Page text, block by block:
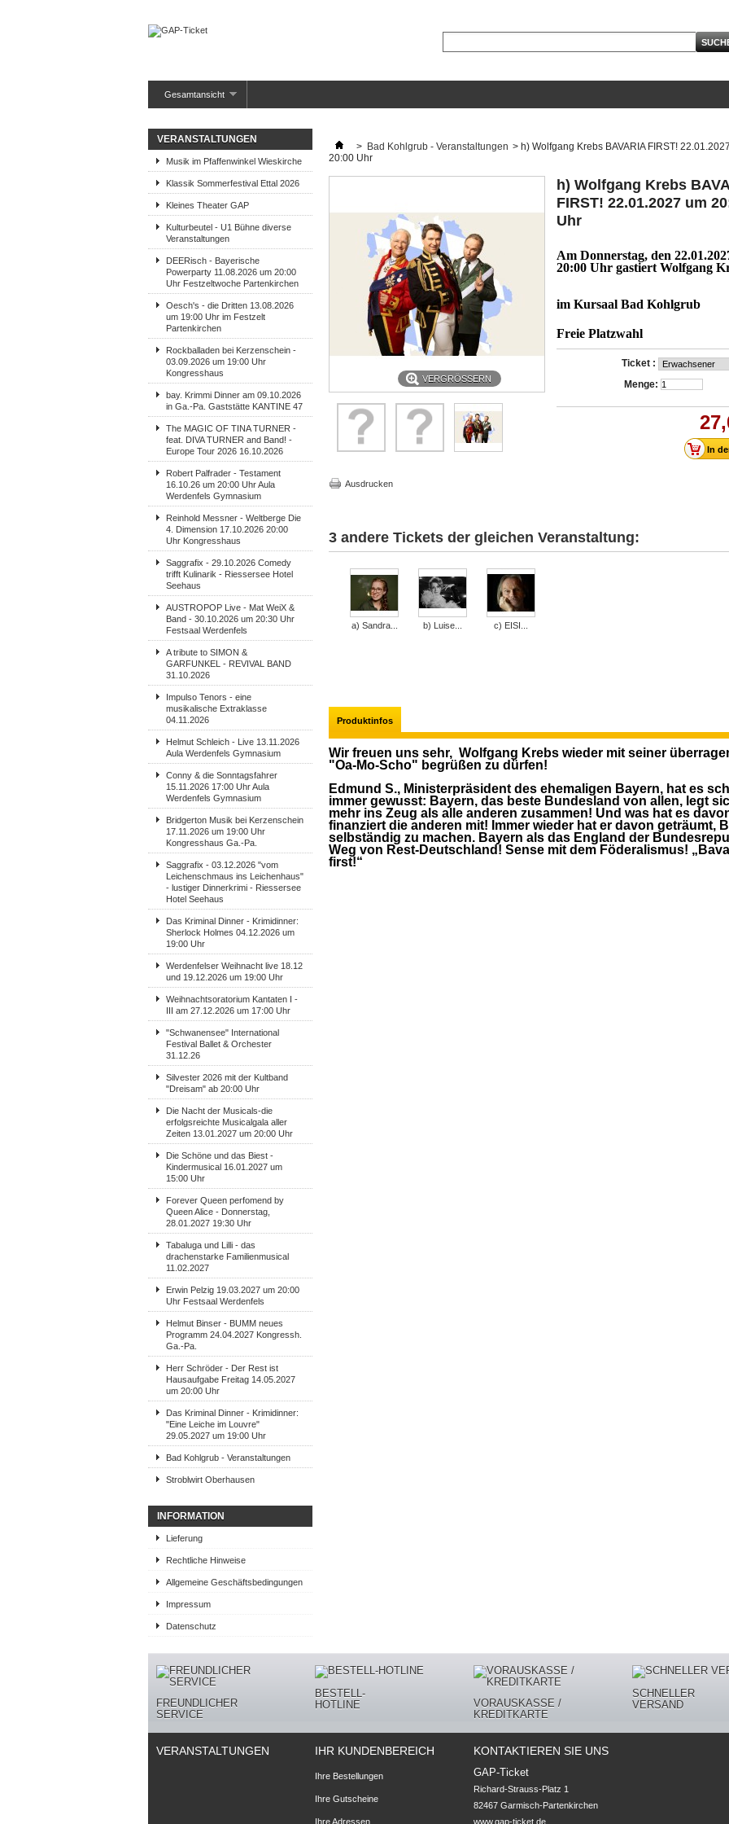
Gesamtansicht
VERANSTALTUNGEN
Musik im Pfaffenwinkel Wieskirche
Klassik Sommerfestival Ettal 2026
Kleines Theater GAP
Kulturbeutel - U1 Bühne diverse
Veranstaltungen
DEERisch - Bayerische
Powerparty 11.08.2026 um 20:00
Uhr Festzeltwoche Partenkirchen
Oesch's - die Dritten 13.08.2026
um 19:00 Uhr im Festzelt
Partenkirchen
Rockballaden bei Kerzenschein -
03.09.2026 um 19:00 Uhr
Kongresshaus
bay. Krimmi Dinner am 09.10.2026
in Ga.-Pa. Gaststätte KANTINE 47
The MAGIC OF TINA TURNER -
feat. DIVA TURNER and Band! -
Europe Tour 2026 16.10.2026
Robert Palfrader - Testament
16.10.26 um 20:00 Uhr Aula
Werdenfels Gymnasium
Reinhold Messner - Weltberge Die
4. Dimension 17.10.2026 20:00
Uhr Kongresshaus
Saggrafix - 29.10.2026 Comedy
trifft Kulinarik - Riessersee Hotel
Seehaus
AUSTROPOP Live - Mat WeiX &
Band - 30.10.2026 um 20:30 Uhr
Festsaal Werdenfels
A tribute to SIMON &
GARFUNKEL - REVIVAL BAND
31.10.2026
Impulso Tenors - eine
musikalische Extraklasse
04.11.2026
Helmut Schleich - Live 13.11.2026
Aula Werdenfels Gymnasium
Conny & die Sonntagsfahrer
15.11.2026 17:00 Uhr Aula
Werdenfels Gymnasium
Bridgerton Musik bei Kerzenschein
17.11.2026 um 19:00 Uhr
Kongresshaus Ga.-Pa.
Saggrafix - 03.12.2026 "vom
Leichenschmaus ins Leichenhaus"
- lustiger Dinnerkrimi - Riessersee
Hotel Seehaus
Das Kriminal Dinner - Krimidinner:
Sherlock Holmes 04.12.2026 um
19:00 Uhr
Werdenfelser Weihnacht live 18.12
und 19.12.2026 um 19:00 Uhr
Weihnachtsoratorium Kantaten I -
III am 27.12.2026 um 17:00 Uhr
"Schwanensee" International
Festival Ballet & Orchester
31.12.26
Silvester 2026 mit der Kultband
"Dreisam" ab 20:00 Uhr
Die Nacht der Musicals-die
erfolgsreichte Musicalgala aller
Zeiten 13.01.2027 um 20:00 Uhr
Die Schöne und das Biest -
Kindermusical 16.01.2027 um
15:00 Uhr
Forever Queen perfomend by
Queen Alice - Donnerstag,
28.01.2027 19:30 Uhr
Tabaluga und Lilli - das
drachenstarke Familienmusical
11.02.2027
Erwin Pelzig 19.03.2027 um 20:00
Uhr Festsaal Werdenfels
Helmut Binser - BUMM neues
Programm 24.04.2027 Kongressh.
Ga.-Pa.
Herr Schröder - Der Rest ist
Hausaufgabe Freitag 14.05.2027
um 20:00 Uhr
Das Kriminal Dinner - Krimidinner:
"Eine Leiche im Louvre"
29.05.2027 um 19:00 Uhr
Bad Kohlgrub - Veranstaltungen
Stroblwirt Oberhausen
INFORMATION
Lieferung
Rechtliche Hinweise
Allgemeine Geschäftsbedingungen
Impressum
Datenschutz
> Bad Kohlgrub - Veranstaltungen > h) Wolfgang Krebs BAVARIA FIRST!
20:00 Uhr
VERGRÖSSERN
Ausdrucken
h) Wolfgang Krebs
FIRST! 22.01.2027 um
Uhr
Am Donnerstag, den
20:00 Uhr gastiert Wolfgang
im Kursaal Bad Kohlgrub
Freie Platzwahl
Ticket :
Menge:
3 andere Tickets der gleichen Veranstaltung:
a) Sandra... b) Luise... c) EISI...
Produktinfos
Wir freuen uns sehr, Wolfgang Krebs wieder mit seiner
"Oa-Mo-Scho" begrüßen zu dürfen!
Edmund S., Ministerpräsident des ehemaligen Bayern, hat es
immer gewusst: Bayern, das beste Bundesland von allen, legt
mehr ins Zeug als alle anderen zusammen! Und was hat es
finanziert die anderen mit! Immer wieder hat er davon geträumt,
selbständig zu machen. Bayern als das England der
Weg von Rest-Deutschland! Sense mit dem Föderalismus!
first!“
FREUNDLICHER
SERVICE
BESTELL-
HOTLINE
VORAUSKASSE /
KREDITKARTE
SCHNELLER
VERSAND
VERANSTALTUNGEN IHR KUNDENBEREICH
Ihre Bestellungen
Ihre Gutscheine
Ihre Adressen
KONTAKTIEREN SIE UNS
GAP-Ticket
Richard-Strauss-Platz 1
82467 Garmisch-Partenkirchen
www.gap-ticket.de